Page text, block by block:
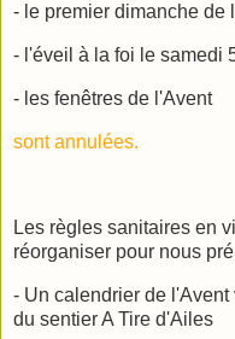
- le premier dimanche de
- l'éveil à la foi le samedi
- les fenêtres de l'Avent
sont annulées.
Les règles sanitaires en
réorganiser pour nous
- Un calendrier de
du sentier A Tire d'Ailes